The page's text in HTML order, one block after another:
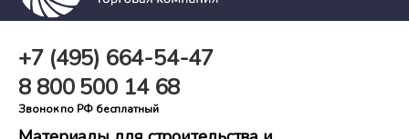
+7 (495) 664-54-47
8 800500 14 68
Звонок по РФ бесплатный